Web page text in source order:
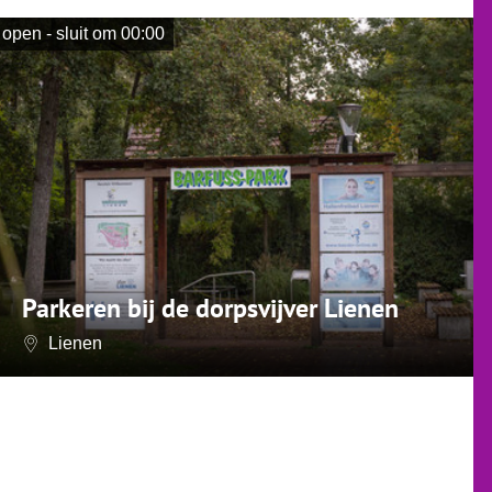
open - sluit om 00:00
Parkeren bij de dorpsvijver Lienen
Lienen